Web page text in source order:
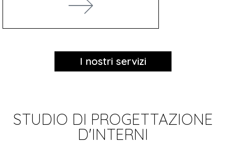
I nostri servizi
STUDIO DI PROGETTAZIONE
D'INTERNI